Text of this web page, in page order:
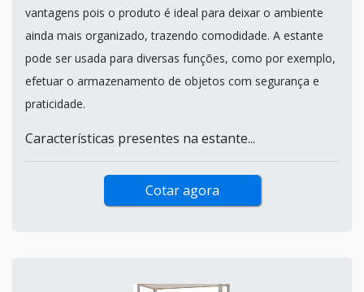
vantagens pois o produto é ideal para deixar o ambiente
ainda mais organizado, trazendo comodidade. A estante
pode ser usada para diversas funções, como por exemplo,
efetuar o armazenamento de objetos com segurança e
praticidade.
Características presentes na estante...
Cotar agora